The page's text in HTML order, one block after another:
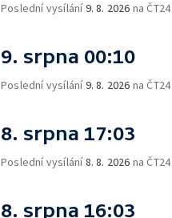
Poslední vysílání9. 8. 2026 na ČT24
9. srpna 00:10
Poslední vysílání9. 8. 2026 na ČT24
8. srpna 17:03
Poslední vysílání8. 8. 2026 na ČT24
8. srpna 16:03